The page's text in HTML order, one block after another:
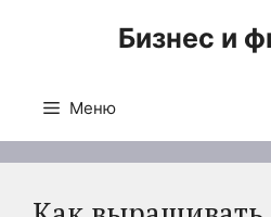
Бизнес и
Меню